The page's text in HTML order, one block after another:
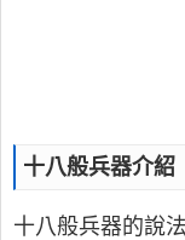
十八般兵器介紹
十八般兵器的說